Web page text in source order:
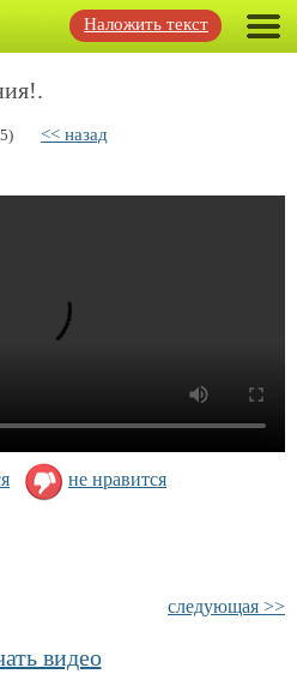
Наложить текст
<< назад
не нравится
следующая >>
видео